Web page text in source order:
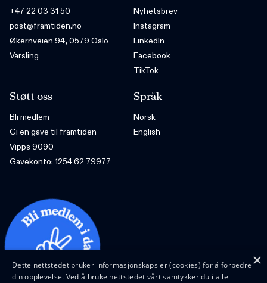
+47 22 03 31 50
post@framtiden.no
Økernveien 94, 0579 Oslo
Varsling
Nyhetsbrev
Instagram
LinkedIn
Facebook
TikTok
Støtt oss
Bli medlem
Gi en gave til framtiden
Vipps 9090
Gavekonto: 1254 62 79977
Språk
Norsk
English
×
Dette nettstedet bruker informasjonskapsler (cookies) for å forbedre
din opplevelse. Ved å bruke nettstedet vårt samtykker du i alle